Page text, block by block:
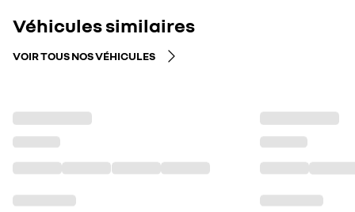
Véhicules similaires
VOIR TOUS NOS VÉHICULES